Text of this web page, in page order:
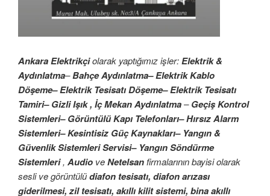
Ankara Elektrikçiolarak yaptığımız işler:Elektrik &
Aydınlatma–Bahçe Aydınlatma– Elektrik Kablo
Döşeme– Elektrik Tesisatı Döşeme– Elektrik Tesisatı
Tamiri– Gizli Işık , İç Mekan Aydınlatma–Geçiş Kontrol
Sistemleri– Görüntülü Kapı Telefonları– Hırsız Alarm
Sistemleri– Kesintisiz Güç Kaynakları– Yangın &
Güvenlik Sistemleri Servisi– Yangın Söndürme
Sistemleri, Audio veNetelsanfirmalarının bayisi olarak
sesli ve görüntülüdiafon tesisatı, diafon arızası
giderilmesi, zil tesisatı, akıllı kilit sistemi, bina akıllı